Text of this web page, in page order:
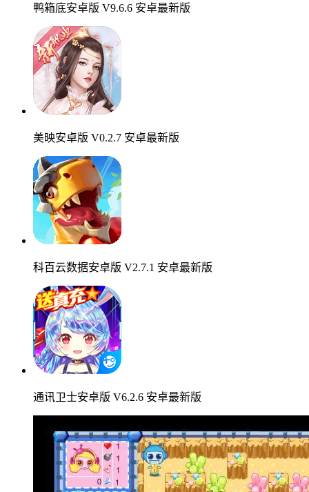
鸭箱底安卓版 V9.6.6 安卓最新版
美映安卓版 V0.2.7 安卓最新版
科百云数据安卓版 V2.7.1 安卓最新版
通讯卫士安卓版 V6.2.6 安卓最新版